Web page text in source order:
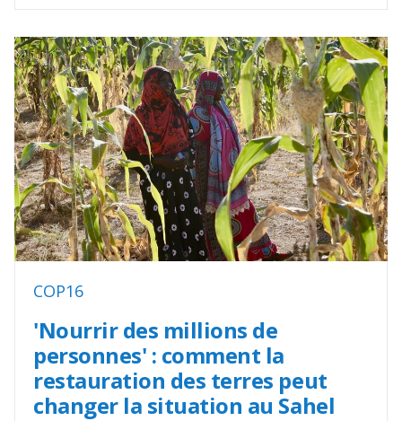
COP16
'Nourrir des millions de
personnes' : comment la
restauration des terres peut
changer la situation au Sahel